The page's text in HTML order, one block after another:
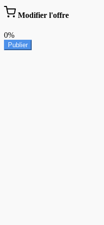
Modifier l'offre
0%
Publier